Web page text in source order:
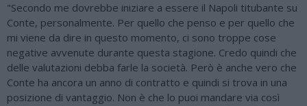
"Secondo me dovrebbe iniziare a essere il Napoli titubante su
Conte, personalmente. Per quello che penso e per quello che
mi viene da dire in questo momento, ci sono troppe cose
negative avvenute durante questa stagione. Credo quindi che
delle valutazioni debba farle la società. Però è anche vero che
Conte ha ancora un anno di contratto e quindi si trova in una
posizione di vantaggio. Non è che lo puoi mandare via così